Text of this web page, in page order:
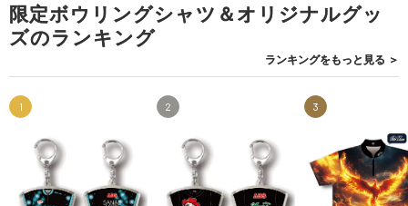
限定ボウリングシャツ＆オリジナルグッ
ズのランキング
ランキングをもっと見る ＞
1 2 3